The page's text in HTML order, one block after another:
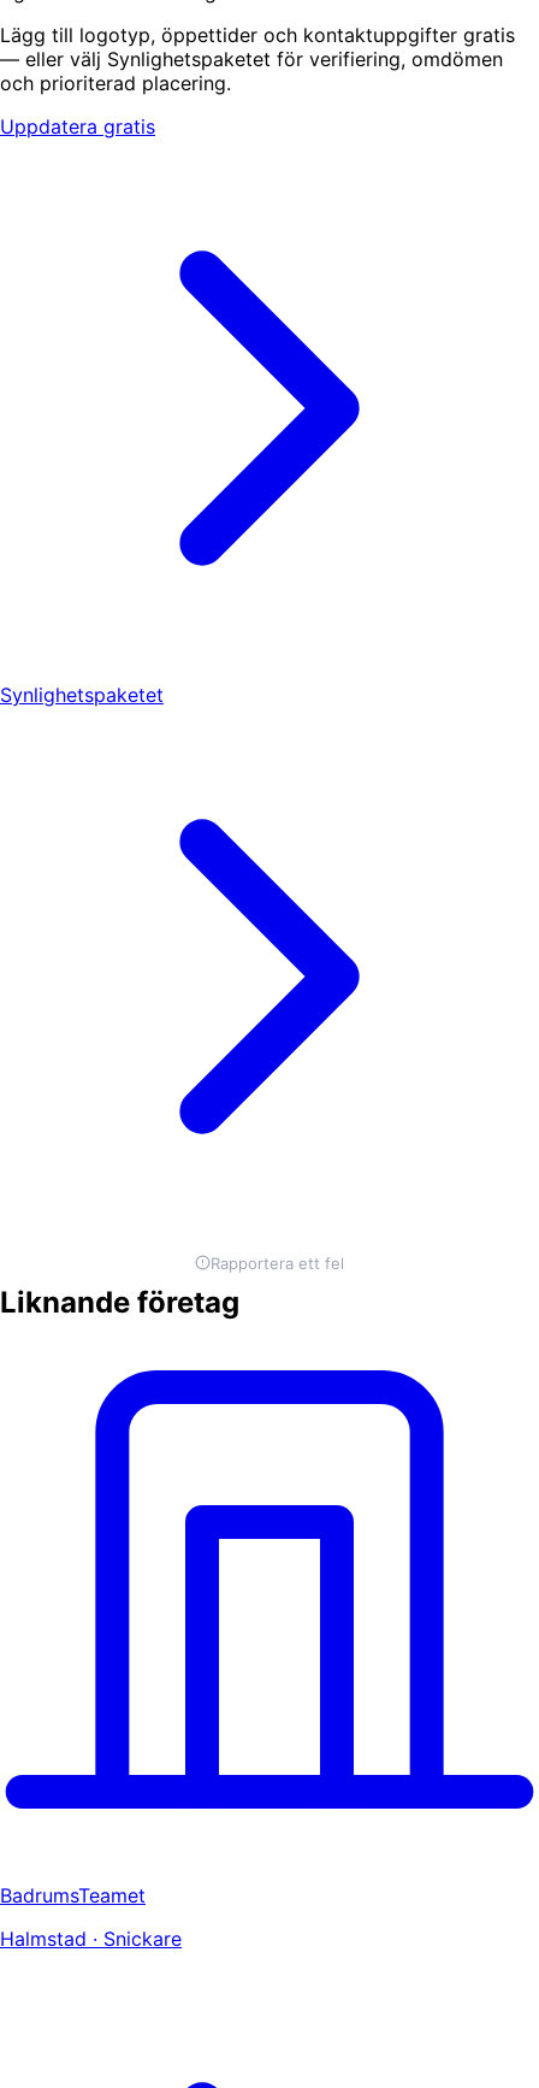
Lägg till logotyp, öppettider och kontaktuppgifter gratis
— eller välj Synlighetspaketet för verifiering, omdömen
och prioriterad placering.
Uppdatera gratis
Synlighetspaketet
Rapportera ett fel
Liknande företag
BadrumsTeamet
Halmstad · Snickare